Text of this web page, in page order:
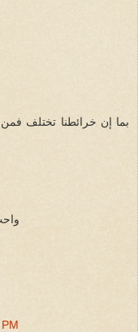
بما إن خرائطنا تختلف